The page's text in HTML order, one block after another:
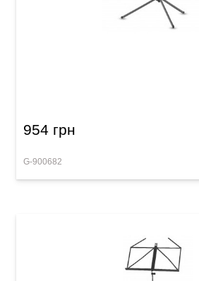
954 грн
G-900682